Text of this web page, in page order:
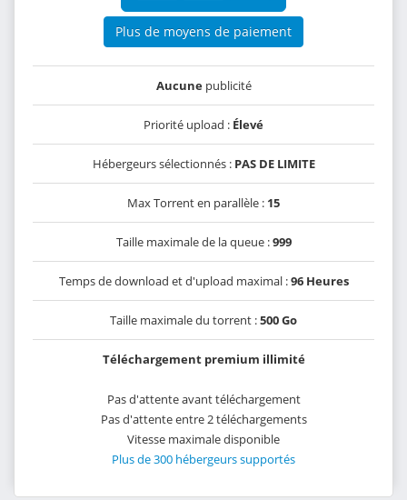
Plus de moyens de paiement
Aucunepublicité
Priorité upload : Élevé
Hébergeurs sélectionnés : PAS DE LIMITE
Max Torrent en parallèle : 15
Taille maximale de la queue :999
Temps de download et d'upload maximal :96 Heures
Taille maximale du torrent :500 Go
Téléchargement premium illimité
Pas d'attente avant téléchargement
Pas d'attente entre 2 téléchargements
Vitesse maximale disponible
Plus de 300 hébergeurs supportés